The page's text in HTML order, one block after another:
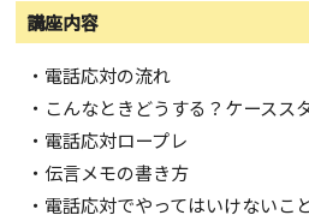
講座内容
・電話応対の流れ
・こんなときどうする？ケースス
・電話応対ロープレ
・伝言メモの書き方
・電話応対でやってはいけない